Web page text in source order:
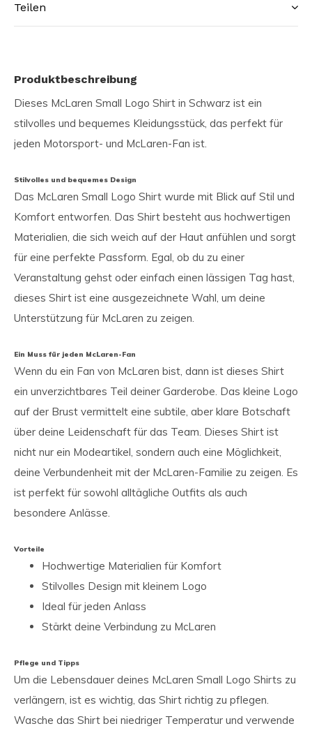
Teilen
Produktbeschreibung
Dieses McLaren Small Logo Shirt in Schwarz ist ein
stilvolles und bequemes Kleidungsstück, das perfekt für
jeden Motorsport- und McLaren-Fan ist.
Stilvolles und bequemes Design
Das McLaren Small Logo Shirt wurde mit Blick auf Stil und
Komfort entworfen. Das Shirt besteht aus hochwertigen
Materialien, die sich weich auf der Haut anfühlen und sorgt
für eine perfekte Passform. Egal, ob du zu einer
Veranstaltung gehst oder einfach einen lässigen Tag hast,
dieses Shirt ist eine ausgezeichnete Wahl, um deine
Unterstützung für McLaren zu zeigen.
Ein Muss für jeden McLaren-Fan
Wenn du ein Fan von McLaren bist, dann ist dieses Shirt
ein unverzichtbares Teil deiner Garderobe. Das kleine Logo
auf der Brust vermittelt eine subtile, aber klare Botschaft
über deine Leidenschaft für das Team. Dieses Shirt ist
nicht nur ein Modeartikel, sondern auch eine Möglichkeit,
deine Verbundenheit mit der McLaren-Familie zu zeigen. Es
ist perfekt für sowohl alltägliche Outfits als auch
besondere Anlässe.
Vorteile
Hochwertige Materialien für Komfort
Stilvolles Design mit kleinem Logo
Ideal für jeden Anlass
Stärkt deine Verbindung zu McLaren
Pflege und Tipps
Um die Lebensdauer deines McLaren Small Logo Shirts zu
verlängern, ist es wichtig, das Shirt richtig zu pflegen.
Wasche das Shirt bei niedriger Temperatur und verwende